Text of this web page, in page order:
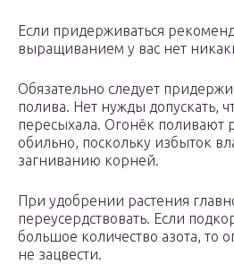
Если придерживаться
выращиванием у вас нет
Обязательно следует
полива. Нет нужды допускать,
пересыхала. Огонёк поливают
обильно, поскольку избыток
загниванию корней.
При удобрении растения
переусердствовать. Если
большое количество азота, то
не зацвести.